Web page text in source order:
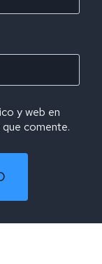
y web en
comente.